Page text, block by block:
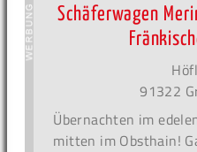
Schäferwagen
91322
Übernachten im
mitten im Obsthain!